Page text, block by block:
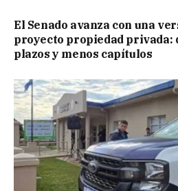
El Senado avanza con una
proyecto propiedad privada:
plazos y menos capítulos